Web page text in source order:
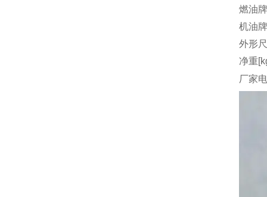
燃油
机油
外形
净重
厂家